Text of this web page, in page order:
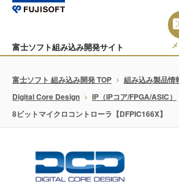
富士ソフト組み込み開発サイト
富士ソフト 組み込み開発 TOP
組み込み製品情
Digital Core Design
IP（IPコア/FPGA/ASIC）
8ビットマイクロコントローラ【DFPIC166X】